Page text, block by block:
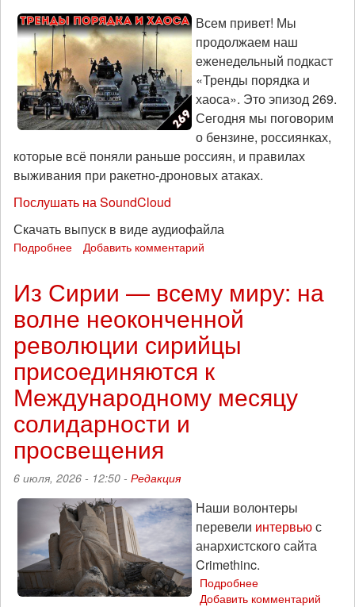
Всем привет! Мы
продолжаем наш
еженедельный подкаст
«Тренды порядка и
хаоса». Это эпизод 269.
Сегодня мы поговорим
о бензине, россиянках,
которые всё поняли раньше россиян, и правилах
выживания при ракетно-дроновых атаках.
Послушать на SoundCloud
Скачать выпуск в виде аудиофайла
Подробнее
выживанию:
«Тренды
порядка
и
хаоса»,
эпизод
269
Добавить комментарий
Из Сирии — всему миру: на
волне неоконченной
революции сирийцы
присоединяются к
Международному месяцу
солидарности и
просвещения
6 июля, 2026 - 12:50 - Редакция
Наши волонтеры
перевели интервьюс
анархистского сайта
Crimethinc.
Подробнее
Из
Добавить комментарий